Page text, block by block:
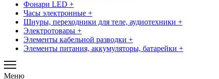
Фонари LED +
Часы электронные +
Шнуры, переходники для теле, аудиотехники +
Электротовары +
Элементы кабельной разводки +
Элементы питания, аккумуляторы, батарейки +
Меню